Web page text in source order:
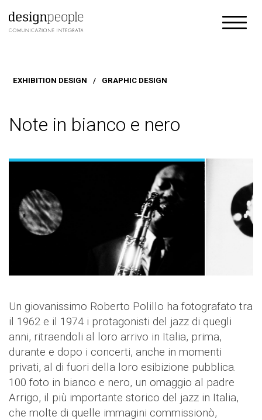
EXHIBITION DESIGN / GRAPHIC DESIGN
Note in bianco e nero
Un giovanissimo Roberto Polillo ha fotografato tra
il 1962 e il 1974 i protagonisti del jazz di quegli
anni, ritraendoli al loro arrivo in Italia, prima,
durante e dopo i concerti, anche in momenti
privati, al di fuori della loro esibizione pubblica.
100 foto in bianco e nero, un omaggio al padre
Arrigo, il più importante storico del jazz in Italia,
che molte di quelle immagini commissionò,